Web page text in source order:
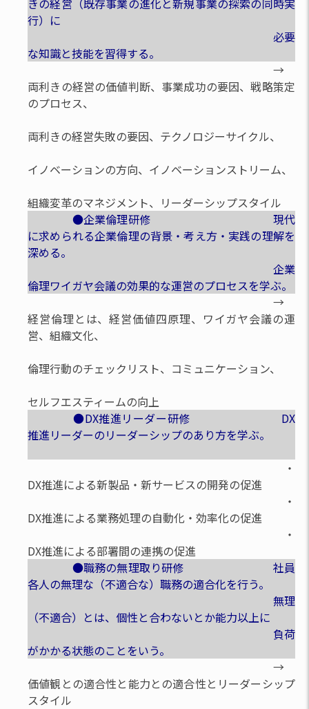
きの経営（既存事業の進化と新規事業の探索の同時実
行）に
必要
な知識と技能を習得する。
→
両利きの経営の価値判断、事業成功の要因、戦略策定
のプロセス、
両利きの経営失敗の要因、テクノロジーサイクル、
イノベーションの方向、イノベーションストリーム、
組織変革のマネジメント、リーダーシップスタイル
●企業倫理研修 現代
に求められる企業倫理の背景・考え方・実践の理解を
深める。
企業
倫理ワイガヤ会議の効果的な運営のプロセスを学ぶ。
→
経営倫理とは、経営価値四原理、ワイガヤ会議の運
営、組織文化、
倫理行動のチェックリスト、コミュニケーション、
セルフエスティームの向上
●DX推進リーダー研修 DX
推進リーダーのリーダーシップのあり方を学ぶ。
・
DX推進による新製品・新サービスの開発の促進
・
DX推進による業務処理の自動化・効率化の促進
・
DX推進による部署間の連携の促進
●職務の無理取り研修 社員
各人の無理な（不適合な）職務の適合化を行う。
無理
（不適合）とは、個性と合わないとか能力以上に
負荷
がかかる状態のことをいう。
→
価値観との適合性と能力との適合性とリーダーシップ
スタイル